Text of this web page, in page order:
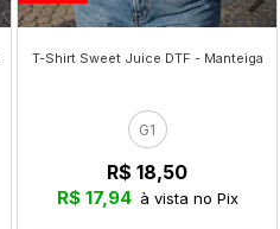
T-Shirt Sweet Juice DTF - Manteiga
G1
R$ 18,50
R$ 17,94 à vista no Pix